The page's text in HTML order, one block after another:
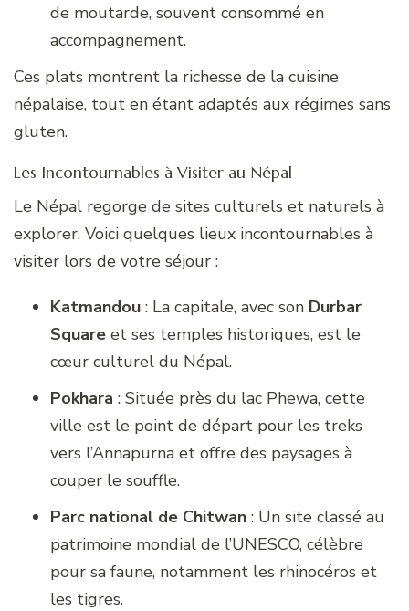
de moutarde, souvent consommé en
accompagnement.
Ces plats montrent la richesse de la cuisine
népalaise, tout en étant adaptés aux régimes sans
gluten.
Les Incontournables à Visiter au Népal
Le Népal regorge de sites culturels et naturels à
explorer. Voici quelques lieux incontournables à
visiter lors de votre séjour :
Katmandou : La capitale, avec son Durbar
Square et ses temples historiques, est le
cœur culturel du Népal.
Pokhara : Située près du lac Phewa, cette
ville est le point de départ pour les treks
vers l’Annapurna et offre des paysages à
couper le souffle.
Parc national de Chitwan : Un site classé au
patrimoine mondial de l’UNESCO, célèbre
pour sa faune, notamment les rhinocéros et
les tigres.